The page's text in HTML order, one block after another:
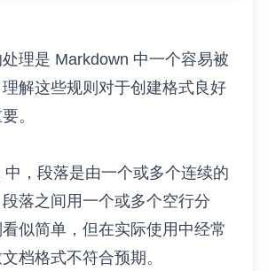
理是 Markdown 中一个容易被
解这些规则对于创建格式良好
。
，段落是由一个或多个连续的
落之间用一个或多个空行分
似简单，但在实际使用中经常
档格式不符合预期。